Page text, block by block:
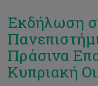
Εκδήλωση
Πράσινα
Κυπριακή